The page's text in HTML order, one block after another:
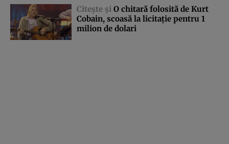
Citeşte şi O chitară folosită de Kurt
Cobain, scoasă la licitaţie pentru 1
milion de dolari